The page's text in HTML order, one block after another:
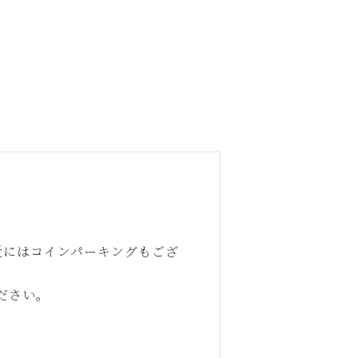
はコインパーキングもござ
い。